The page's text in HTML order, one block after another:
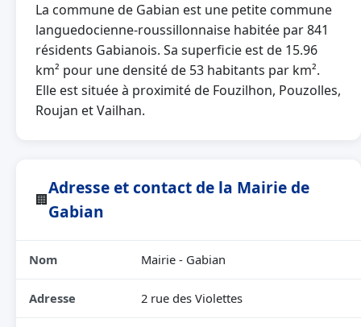
La commune de Gabian est une petite commune
languedocienne-roussillonnaise habitée par 841
résidents Gabianois. Sa superficie est de 15.96
km² pour une densité de 53 habitants par km².
Elle est située à proximité de Fouzilhon, Pouzolles,
Roujan et Vailhan.
🏢
Adresse et contact de la Mairie de
Gabian
Nom Mairie - Gabian
Adresse 2 rue des Violettes